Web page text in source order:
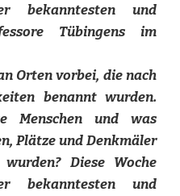
bekanntesten und
Tübingens im
Orten vorbei, die nach
benannt wurden.
Menschen und was
Plätze und Denkmäler
Diese Woche
bekanntesten und